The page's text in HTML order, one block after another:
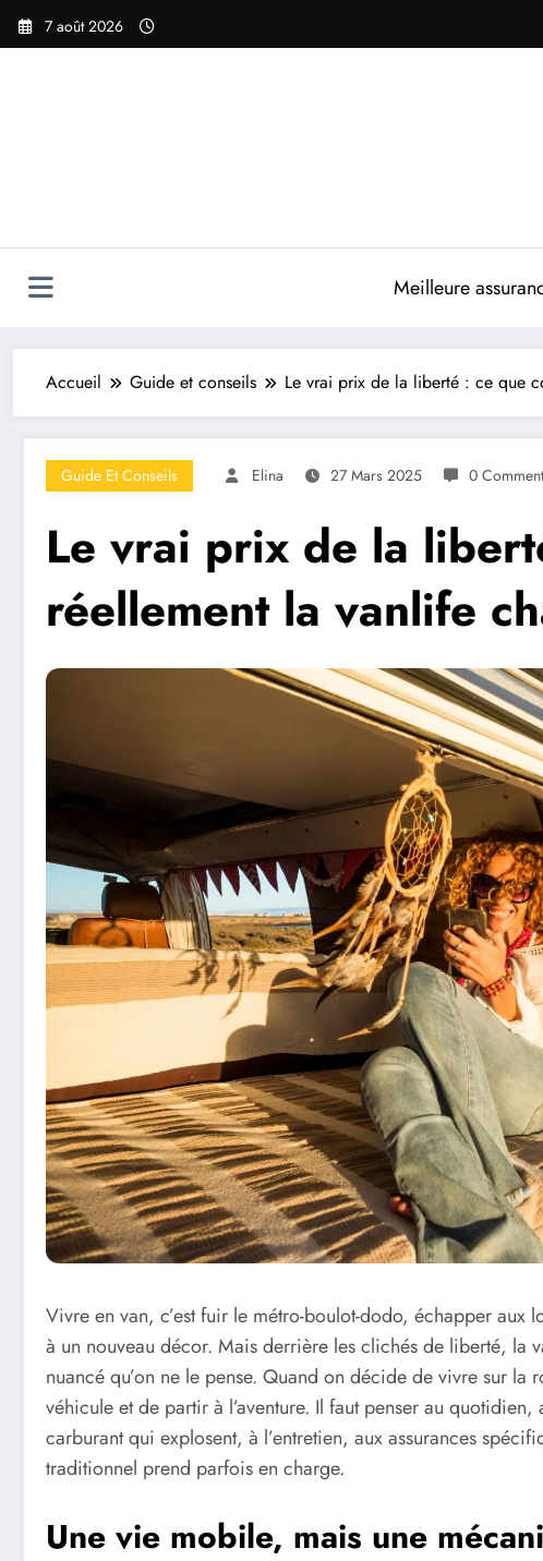
Aller
7 août 2026
Meilleure
Accueil Guide et conseils Le vrai prix de la liberté : ce que
Guide Et Conseils Elina 27 Mars 2025 0
Le vrai prix de la
réellement la vanlife
Vivre en van, c’est fuir le métro-boulot-dodo, échapper aux
à un nouveau décor. Mais derrière les clichés de liberté, la
nuancé qu’on ne le pense. Quand on décide de vivre sur la
véhicule et de partir à l’aventure. Il faut penser au
carburant qui explosent, à l’entretien, aux assurances
traditionnel prend parfois en charge.
Une vie mobile, mais une